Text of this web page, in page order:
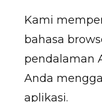
Kami
bahasa
pendalaman
Anda
aplikasi.